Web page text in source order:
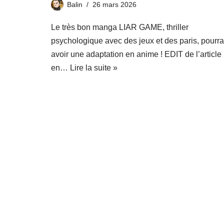
Balin 26 mars 2026
Le très bon manga LIAR GAME, thriller
psychologique avec des jeux et des paris,
avoir une adaptation en anime ! EDIT de l’article
en… Lire la suite »